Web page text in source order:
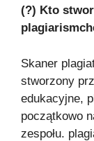
(?) Kto
Skaner
stworzony
edukacyjne,
początkowo
zespołu.